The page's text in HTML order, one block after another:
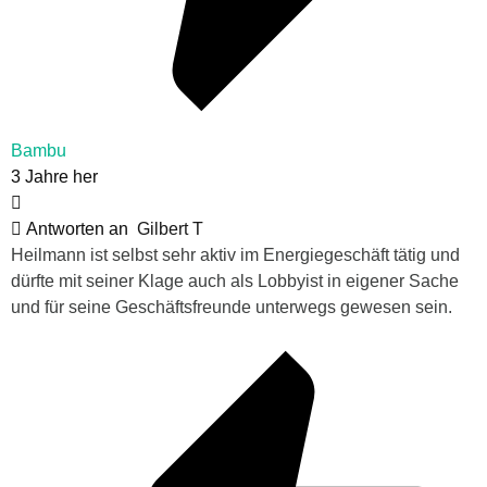
Bambu
3 Jahre her
Antworten an Gilbert T
Heilmann ist selbst sehr aktiv im Energiegeschäft tätig und
dürfte mit seiner Klage auch als Lobbyist in eigener Sache
und für seine Geschäftsfreunde unterwegs gewesen sein.